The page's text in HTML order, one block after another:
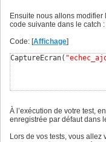
Ensuite nous allons
code suivante dans le catch :
Code: [Affichage]
CaptureEcran(
À l’exécution de votre test,
enregistrée par défaut dans
Lors de vos tests, vous allez